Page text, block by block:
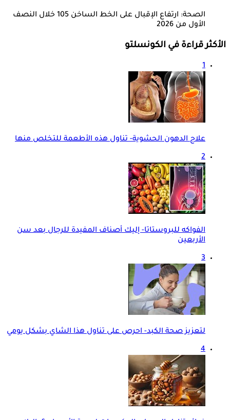
الصحة: ارتفاع الإقبال على الخط الساخن 105 خلال النصف
الأول من 2026
الأكثر قراءة في الكونسلتو
1
علاج الدهون الحشوية- تناول هذه الأطعمة للتخلص منها
2
الفواكه للبروستاتا- إليك أصناف المفيدة للرجال بعد سن
الأربعين
3
لتعزيز صحة الكبد- احرص على تناول هذا الشاي بشكل يومي
4